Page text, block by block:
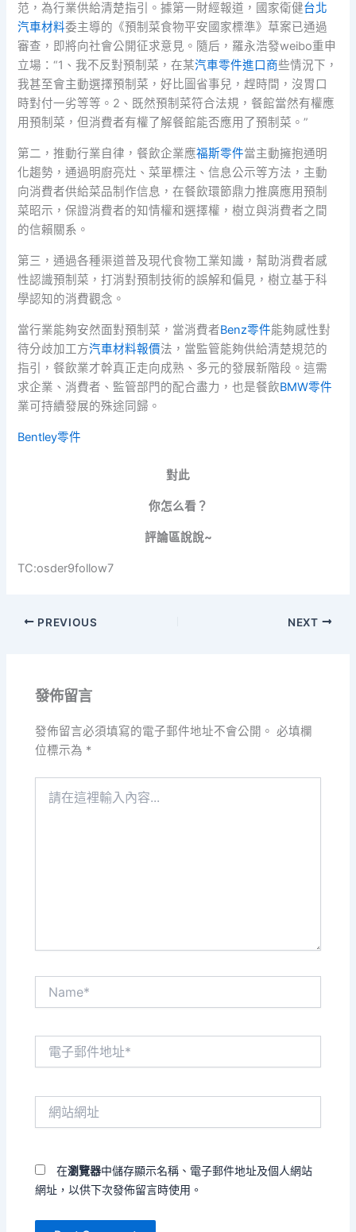
范，為行業供給清楚指引。據第一財經報道，國家衛健台北
汽車材料委主導的《預制菜食物平安國家標準》草案已通過
審查，即將向社會公開征求意見。隨后，羅永浩發weibo重申
立場：“1、我不反對預制菜，在某汽車零件進口商些情況下，
我甚至會主動選擇預制菜，好比圖省事兒，趕時間，沒胃口
時對付一劣等等。2、既然預制菜符合法規，餐館當然有權應
用預制菜，但消費者有權了解餐館能否應用了預制菜。”
第二，推動行業自律，餐飲企業應福斯零件當主動擁抱通明
化趨勢，通過明廚亮灶、菜單標注、信息公示等方法，主動
向消費者供給菜品制作信息，在餐飲環節鼎力推廣應用預制
菜昭示，保證消費者的知情權和選擇權，樹立與消費者之間
的信賴關系。
第三，通過各種渠道普及現代食物工業知識，幫助消費者感
性認識預制菜，打消對預制技術的誤解和偏見，樹立基于科
學認知的消費觀念。
當行業能夠安然面對預制菜，當消費者Benz零件能夠感性對
待分歧加工方汽車材料報價法，當監管能夠供給清楚規范的
指引，餐飲業才幹真正走向成熟、多元的發展新階段。這需
求企業、消費者、監管部門的配合盡力，也是餐飲BMW零件
業可持續發展的殊途同歸。
Bentley零件
對此
你怎么看？
評論區說說~
TC:osder9follow7
PREVIOUS NEXT
發佈留言
發佈留言必須填寫的電子郵件地址不會公開。 必填欄
位標示為 *
在瀏覽器中儲存顯示名稱、電子郵件地址及個人網站
網址，以供下次發佈留言時使用。